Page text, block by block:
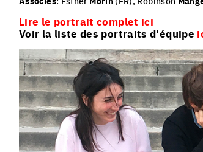
Lire le portrait complet ici
Voir la liste des portraits d'équipe